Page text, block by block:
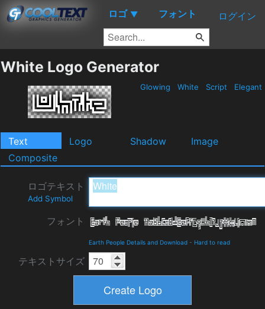
ロゴ ▼ フォント ログイン
White Logo Generator
Glowing White Script Elegant
Text Logo Shadow
Image
Composite
ロゴテキスト
Add Symbol
フォント
Earth People Details and Download - Hard to read
テキストサイズ